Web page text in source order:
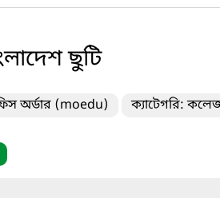
ছুটি
অর্ডার (moedu) ক্যাটেগরি: